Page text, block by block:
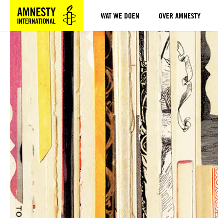
Sla navigatie over
WAT WE DOEN OVER AMNESTY